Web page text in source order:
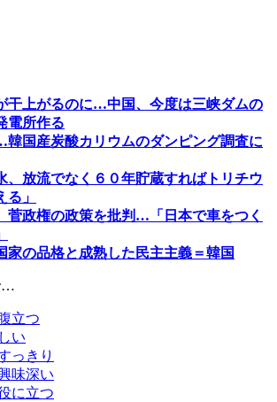
干上がるのに…中国、今度は三峡ダムの
電所作る
韓国産炭酸カリウムのダンピング調査に
、放流でなく６０年貯蔵すればトリチウ
る」
菅政権の政策を批判…「日本で車をつく
家の品格と成熟した民主主義＝韓国
…
立つ
い
っきり
味深い
に立つ